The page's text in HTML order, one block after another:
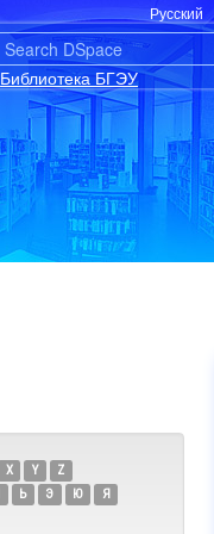
Русский
Библиотека БГЭУ
X Y
Z
Ь Э Ю Я